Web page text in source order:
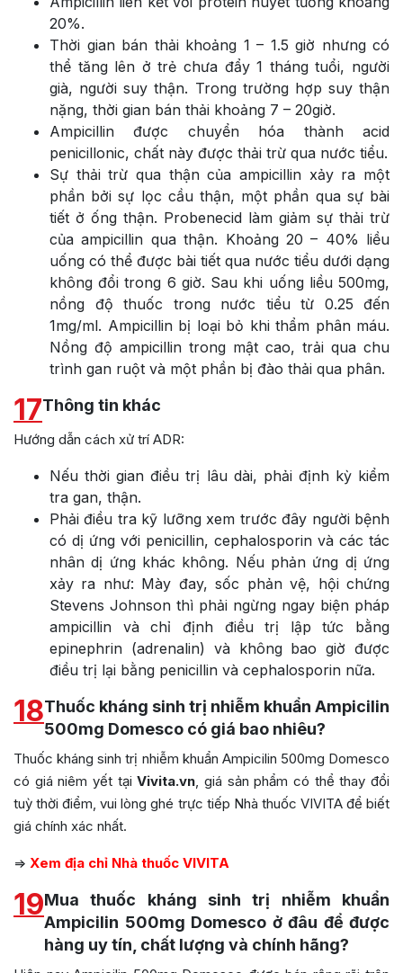
20%.
Thời gian bán thải khoảng 1 – 1.5 giờ nhưng có
thể tăng lên ở trẻ chưa đẩy 1 tháng tuổi, người
già, người suy thận. Trong trường hợp suy thận
nặng, thời gian bán thải khoảng 7 – 20giờ.
Ampicillin được chuyển hóa thành acid
penicillonic, chất này được thải trừ qua nước tiểu.
Sự thải trừ qua thận của ampicillin xảy ra một
phần bởi sự lọc cầu thận, một phần qua sự bài
tiết ở ống thận. Probenecid làm giảm sự thải trừ
của ampicillin qua thận. Khoảng 20 – 40% liều
uống có thể được bài tiết qua nước tiểu dưới dạng
không đổi trong 6 giờ. Sau khi uống liều 500mg,
nồng độ thuốc trong nước tiểu từ 0.25 đến
1mg/ml. Ampicillin bị loại bỏ khi thẩm phân máu.
Nồng độ ampicillin trong mật cao, trải qua chu
trình gan ruột và một phần bị đào thải qua phân.
17Thông tin khác
Hướng dẫn cách xử trí ADR:
Nếu thời gian điều trị lâu dài, phải định kỳ kiểm
tra gan, thận.
Phải điều tra kỹ lưỡng xem trước đây người bệnh
có dị ứng với penicillin, cephalosporin và các tác
nhân dị ứng khác không. Nếu phản ứng dị ứng
xảy ra như: Mày đay, sốc phản vệ, hội chứng
Stevens Johnson thì phải ngừng ngay biện pháp
ampicillin và chỉ định điều trị lập tức bằng
epinephrin (adrenalin) và không bao giờ được
điều trị lại bằng penicillin và cephalosporin nữa.
18Thuốc kháng sinh trị nhiễm khuẩn Ampicilin
500mg Domesco có giá bao nhiêu?
Thuốc kháng sinh trị nhiễm khuẩn Ampicilin 500mg Domesco
có giá niêm yết tạiVivita.vn , giá sản phẩm có thể thay đổi
tuỳ thời điểm, vui lòng ghé trực tiếp Nhà thuốc VIVITA để biết
giá chính xác nhất.
=> Xem địa chỉ Nhà thuốc VIVITA
19Mua thuốc kháng sinh trị nhiễm khuẩn
Ampicilin 500mg Domesco ở đâu để được
hàng uy tín, chất lượng và chính hãng?